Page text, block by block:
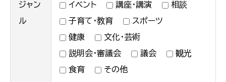
ジャン
ル
イベント 講座・講演
相談
子育て・教育
スポーツ
健康
文化・芸術
説明会・審議会
議会
観光
食育
その他